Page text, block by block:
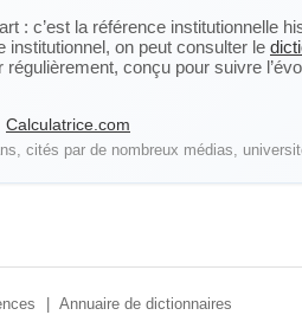
: c’est la référence institutionnelle
institutionnel, on peut consulter le
conçu pour suivre
Calculatrice.com
cités par de nombreux médias,
Annuaire de dictionnaires